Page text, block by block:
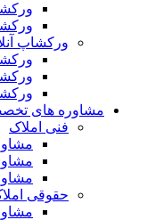
ورکشاپ
مشاوره های
فنی املاک
حقوقی